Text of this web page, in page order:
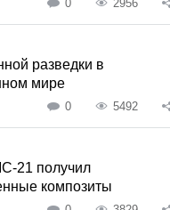
0 2956
разведки в
мире
0 5492
21 получил
композиты